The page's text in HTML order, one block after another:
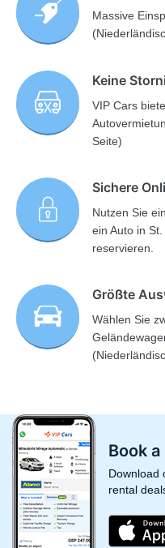
Massive
Keine
VIP Cars
Seite)
Sichere
Nutzen Sie
ein Auto in
reservieren.
Größte
Wählen Sie
Book
Download
rental